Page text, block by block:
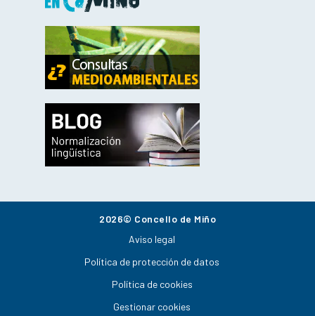
2026© Concello de Miño
Aviso legal
Política de protección de datos
Política de cookies
Gestionar cookies